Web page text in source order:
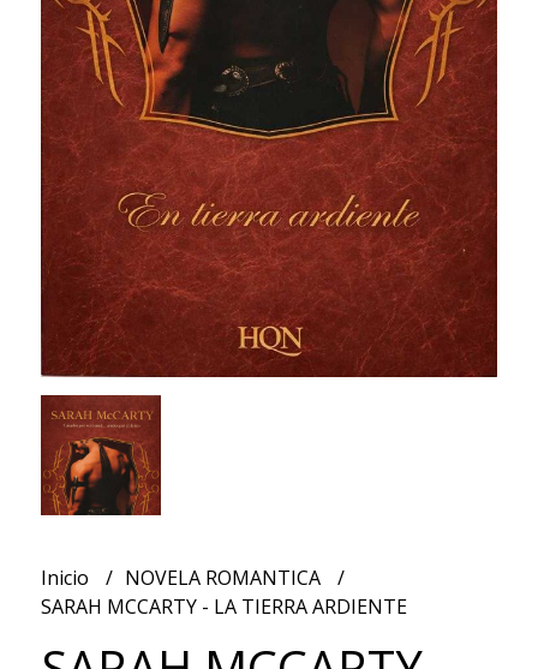
Inicio
NOVELA ROMANTICA
SARAH MCCARTY - LA TIERRA ARDIENTE